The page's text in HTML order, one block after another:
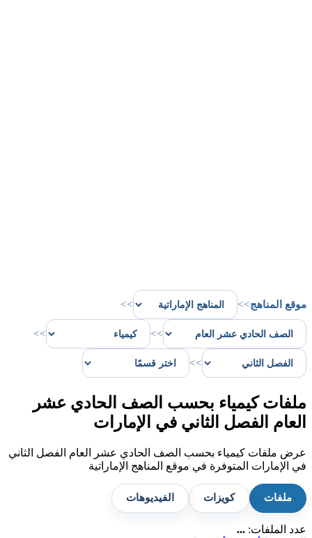
موقع المناهج>>
>>
>>
>>
>>
ملفات كيمياء بحسب الصف الحادي عشر
العام الفصل الثاني في الإمارات
عرض ملفات كيمياء بحسب الصف الحادي عشر العام الفصل الثاني
في الإمارات المتوفرة في موقع المناهج الإماراتية
ملفات كويزات الفيديوهات
عدد الملفات: ...